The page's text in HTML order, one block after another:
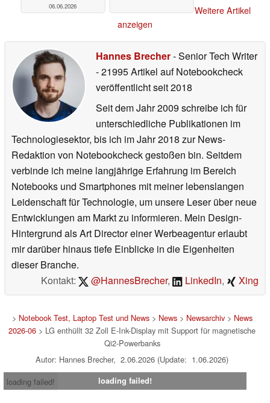
06.06.2026
Weitere Artikel
anzeigen
Hannes Brecher- Senior Tech Writer
- 21995 Artikel auf Notebookcheck
veröffentlichtseit 2018
Seit dem Jahr 2009 schreibe ich für
unterschiedliche Publikationen im
Technologiesektor, bis ich im Jahr 2018 zur News-
Redaktion von Notebookcheck gestoßen bin. Seitdem
verbinde ich meine langjährige Erfahrung im Bereich
Notebooks und Smartphones mit meiner lebenslangen
Leidenschaft für Technologie, um unsere Leser über neue
Entwicklungen am Markt zu informieren. Mein Design-
Hintergrund als Art Director einer Werbeagentur erlaubt
mir darüber hinaus tiefe Einblicke in die Eigenheiten
dieser Branche.
Kontakt:
@HannesBrecher, LinkedIn, Xing
> Notebook Test, Laptop Test und News> News> Newsarchiv> News
2026-06 > LG enthüllt 32 Zoll E-Ink-Display mit Support für magnetische
Qi2-Powerbanks
Autor: Hannes Brecher, 2.06.2026 (Update: 1.06.2026)
loading failed!
loading failed!